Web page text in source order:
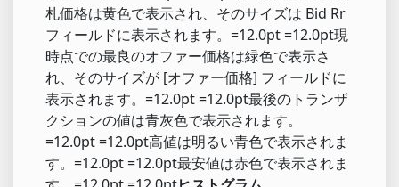
札価格は黄色で表示され、そのサイズは Bid Rr
フィールドに表示されます。=12.0pt =12.0pt現
時点での最良のオファー価格は緑色で表示さ
れ、そのサイズが [オファー価格] フィールドに
表示されます。=12.0pt =12.0pt最後のトランザ
クションの値は青灰色で表示されます。
=12.0pt =12.0pt高値は明るい青色で表示されま
す。=12.0pt =12.0pt最安値は赤色で表示されま